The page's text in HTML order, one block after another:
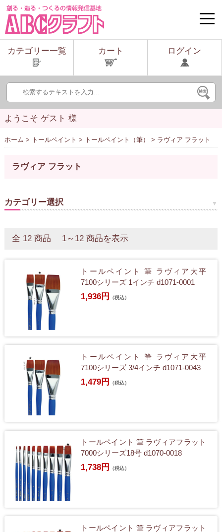
toggle
カテゴリー一覧
カート ログイン
ようこそ ゲスト 様
ホーム > トールペイント > トールペイント（筆） > ラヴィア フラット
ラヴィア フラット
カテゴリー選択
全 12 商品 1～12 商品を表示
トールペイント 筆 ラヴィア大平
7100シリーズ 1インチ d1071-0001
1,936円 （税込）
トールペイント 筆 ラヴィア大平
7100シリーズ 3/4インチ d1071-0043
1,479円 （税込）
トールペイント 筆 ラヴィアフラット
7000シリーズ18号 d1070-0018
1,738円 （税込）
トールペイント 筆 ラヴィアフラット